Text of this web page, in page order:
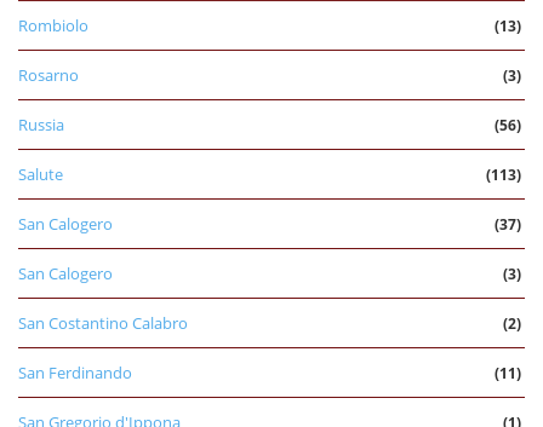
Rombiolo (13)
Rosarno (3)
Russia (56)
Salute (113)
San Calogero (37)
San Calogero (3)
San Costantino Calabro (2)
San Ferdinando (11)
San Gregorio d'Ippona